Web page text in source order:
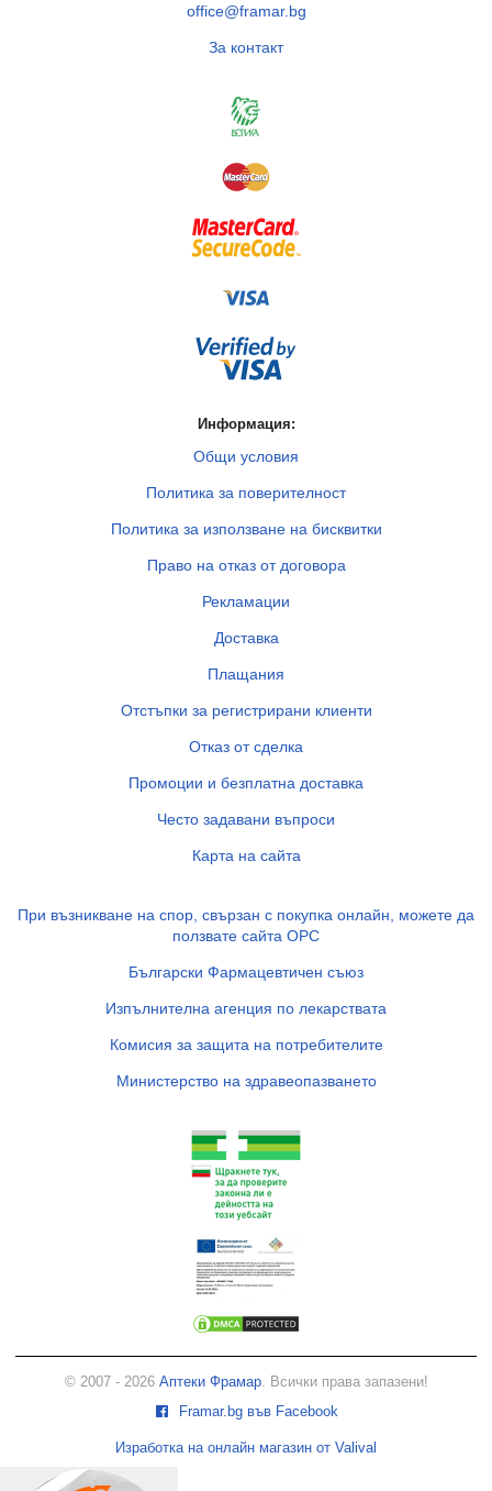
office@framar.bg
За контакт
Информация:
Общи условия
Политика за поверителност
Политика за използване на бисквитки
Право на отказ от договора
Рекламации
Доставка
Плащания
Отстъпки за регистрирани клиенти
Отказ от сделка
Промоции и безплатна доставка
Често задавани въпроси
Карта на сайта
При възникване на спор, свързан с покупка онлайн, можете да
ползвате сайта ОРС
Български Фармацевтичен съюз
Изпълнителна агенция по лекарствата
Комисия за защита на потребителите
Министерство на здравеопазването
© 2007 - 2026 Аптеки Фрамар. Всички права запазени!
Framar.bg във Facebook
Изработка на онлайн магазин от Valival